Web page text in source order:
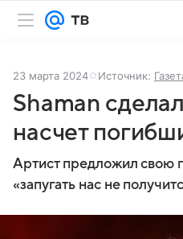
23 марта 2024 Источник:
Shaman
насчет
Артист предложил свою
«запугать нас не